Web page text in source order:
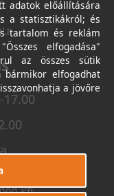
Kft.
adatok előállítására
a statisztikákról; és
tartalom és reklám
elfogadása"
az összes sütik
bármikor elfogadhat
a jövőre